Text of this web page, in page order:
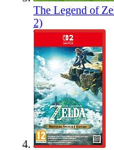
The Legend of
2)